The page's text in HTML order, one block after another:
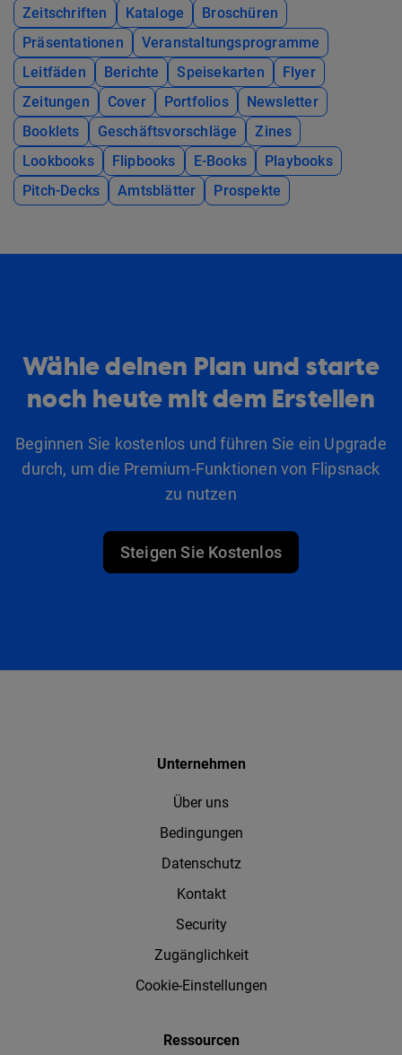
Zeitschriften Kataloge
Broschüren
Präsentationen
Veranstaltungsprogramme
Leitfäden
Berichte Speisekarten
Flyer
Zeitungen
Cover Portfolios
Newsletter
Booklets
Geschäftsvorschläge
Zines
Lookbooks
Flipbooks E-Books
Playbooks
Pitch-Decks
Amtsblätter Prospekte
Wähle deinen Plan und starte
noch heute mit dem Erstellen
Beginnen Sie kostenlos und führen Sie ein Upgrade
durch, um die Premium-Funktionen von Flipsnack
zu nutzen
Steigen Sie Kostenlos
Unternehmen
Über uns
Bedingungen
Datenschutz
Kontakt
Security
Zugänglichkeit
Cookie-Einstellungen
Ressourcen